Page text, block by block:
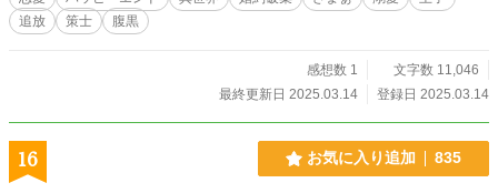
追放
策士 腹黒
感想数 1
文字数 11,046
最終更新日 2025.03.14
登録日 2025.03.14
16 お気に入り追加 835